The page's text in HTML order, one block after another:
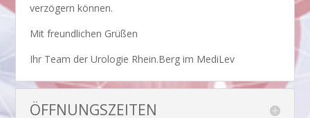
verzögern können.
Mit freundlichen Grüßen
Ihr Team der Urologie Rhein.Berg im MediLev
ÖFFNUNGSZEITEN